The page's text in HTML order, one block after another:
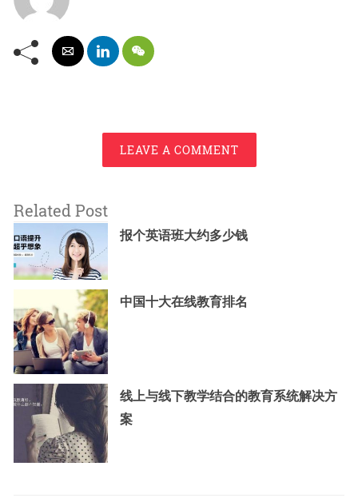
LEAVE A COMMENT
Related Post
报个英语班大约多少钱
中国十大在线教育排名
线上与线下教学结合的教育系统解决方
案